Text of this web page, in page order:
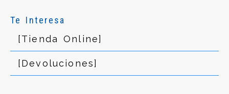
Te Interesa
[Tienda Online]
[Devoluciones]